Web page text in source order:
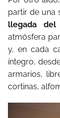
partir de una
llegada
atmósfera
y, en cada
íntegro,
armarios,
cortinas,